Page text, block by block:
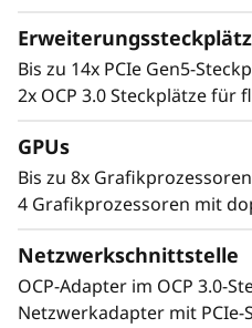
a
e
L
e
KI-gesteuerte
Bis zu 14x PCIe Gen5-
2x OCP 3.0 Steckplätze
GPUs
Bis zu 8x
4 Grafikprozessoren mit
Netzwerkschnittstelle
OCP-Adapter im OCP 3.0-
Netzwerkadapter mit PCIe-